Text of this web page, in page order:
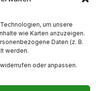
um unsere
wie Karten anzuzeigen.
Daten (z. B.
werden.
oder anpassen.
Börnste e.V.